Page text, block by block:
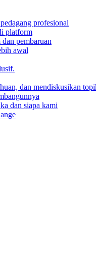
profesional
platform
pembaruan
awal
dan mendiskusikan
dan siapa kami